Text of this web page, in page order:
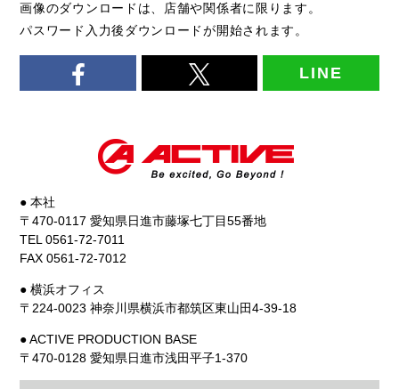
画像のダウンロードは、店舗や関係者に限ります。
パスワード入力後ダウンロードが開始されます。
LINE
● 本社
〒470-0117 愛知県日進市藤塚七丁目55番地
TEL 0561-72-7011
FAX 0561-72-7012
● 横浜オフィス
〒224-0023 神奈川県横浜市都筑区東山田4-39-18
● ACTIVE PRODUCTION BASE
〒470-0128 愛知県日進市浅田平子1-370